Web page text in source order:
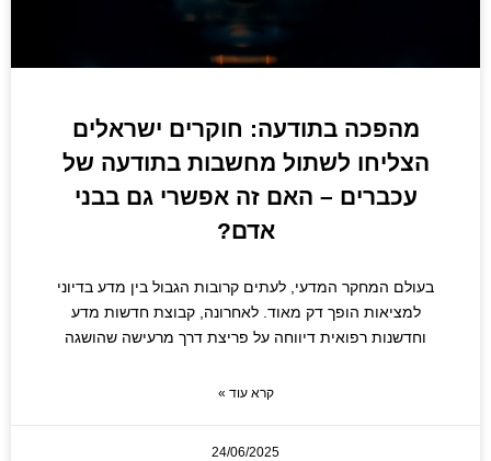
מהפכה בתודעה: חוקרים ישראלים
הצליחו לשתול מחשבות בתודעה של
עכברים – האם זה אפשרי גם בבני
אדם?
בעולם המחקר המדעי, לעתים קרובות הגבול בין מדע בדיוני
למציאות הופך דק מאוד. לאחרונה, קבוצת חדשות מדע
וחדשנות רפואית דיווחה על פריצת דרך מרעישה שהושגה
קרא עוד »
24/06/2025